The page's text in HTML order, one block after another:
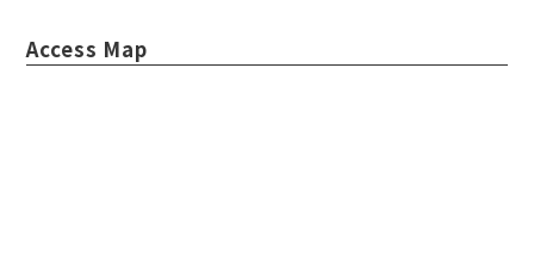
Access Map